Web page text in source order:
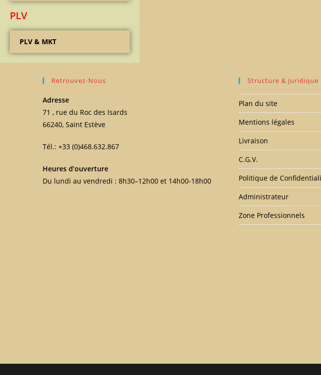
PLV
PLV & MKT
Retrouvez-Nous
Adresse
71 , rue du Roc des Isards
66240, Saint Estève
Tél.: +33 (0)468.632.867
Heures d’ouverture
Du lundi au vendredi : 8h30–12h00 et 14h00-18h00
Structure & Juridique
Plan du site
Mentions légales
Livraison
C.G.V.
Politique de
Administrateur
Zone Professionnels